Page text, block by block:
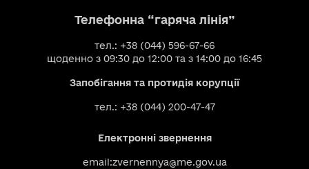
Телефонна “гаряча лінія”
тел.: +38 (044) 596-67-66
щоденно з 09:30 до 12:00 та з 14:00 до 16:45
Запобігання та протидія корупції
тел.: +38 (044) 200-47-47
Електронні звернення
email:zvernennya@me.gov.ua